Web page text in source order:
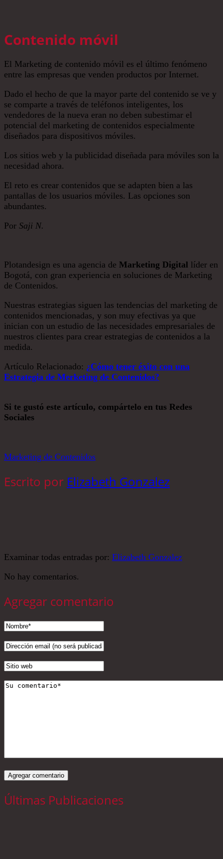
Contenido móvil
El Marketing de contenido móvil es el último fenómeno
entre las empresas que venden productos por Internet.
Dado el hecho de que la mayor parte del contenido se ve y
se comparte a través de teléfonos inteligentes, los
vendedores de la nueva eran no deben subestimar el
potencial del marketing de contenidos especialmente
diseñados para dispositivos móviles.
Los sitios web y la publicidad diseñada para móviles son la
necesidad ahora.
El reto es crear contenidos que se adapten bien a las
pantallas de los usuarios móviles. Las opciones son
abundantes.
Por Saji N.
Plotandesign es una agencia de Marketing Digital líder en
Bogotá, con gran experiencia en soluciones de Marketing
de Contenidos.
Nuestras estrategias siguen las tendencias del marketing de
contenidos mencionadas, y son muy efectivas ya que
inician con un estudio de las necesidades empresariales de
nuestros clientes para crear estrategias de contenidos a la
medida.
Artículo Relacionado: ¿Cómo tener éxito con una
Estrategia de Merketing de Contenidos?
Si te gustó este artículo, compártelo en tus Redes
Sociales
Marketing de Contenidos
Escrito por Elizabeth Gonzalez
Examinar todas entradas por: Elizabeth Gonzalez
No hay comentarios.
Agregar comentario
Últimas Publicaciones